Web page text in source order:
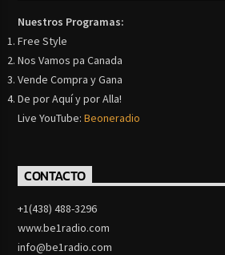
Nuestros Programas:
Free Style
Nos Vamos pa Canada
Vende Compra y Gana
De por Aquí y por Alla!
Live YouTube:Beoneradio
CONTACTO
+1(438) 488-3296
www.be1radio.com
info@be1radio.com